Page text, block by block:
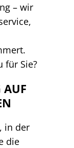
– wir
für Sie?
AUF
in der
die